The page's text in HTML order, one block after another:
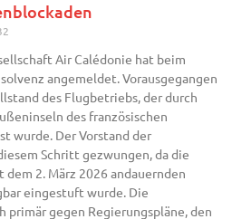
Air Calédonie hat beim
angemeldet. Vorausgegangen
des Flugbetriebs, der durch
des französischen
wurde. Der Vorstand der
Schritt gezwungen, da die
2. März 2026 andauernden
eingestuft wurde. Die
gegen Regierungspläne, den